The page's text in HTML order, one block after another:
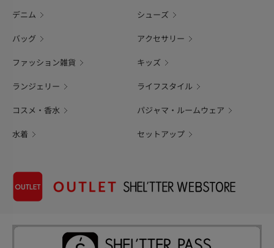
デニム シューズ
バッグ アクセサリー
ファッション雑貨 キッズ
ランジェリー ライフスタイル
コスメ・香水 パジャマ・ルームウェア
水着 セットアップ